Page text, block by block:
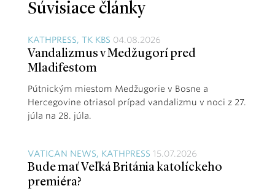
Súvisiace články
KATHPRESS, TK KBS 04.08.2026
Vandalizmus v Medžugorí pred
Mladifestom
Pútnickým miestom Medžugorie v Bosne a
Hercegovine otriasol prípad vandalizmu v noci z 27.
júla na 28. júla.
VATICAN NEWS, KATHPRESS 15.07.2026
Bude mať Veľká Británia katolíckeho
premiéra?